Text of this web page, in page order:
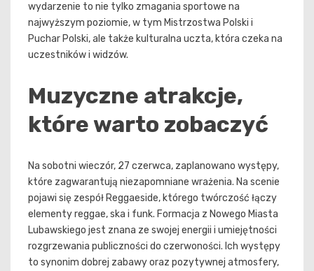
wydarzenie to nie tylko zmagania sportowe na
najwyższym poziomie, w tym Mistrzostwa Polski i
Puchar Polski, ale także kulturalna uczta, która czeka na
uczestników i widzów.
Muzyczne atrakcje,
które warto zobaczyć
Na sobotni wieczór, 27 czerwca, zaplanowano występy,
które zagwarantują niezapomniane wrażenia. Na scenie
pojawi się zespół Reggaeside, którego twórczość łączy
elementy reggae, ska i funk. Formacja z Nowego Miasta
Lubawskiego jest znana ze swojej energii i umiejętności
rozgrzewania publiczności do czerwoności. Ich występy
to synonim dobrej zabawy oraz pozytywnej atmosfery,